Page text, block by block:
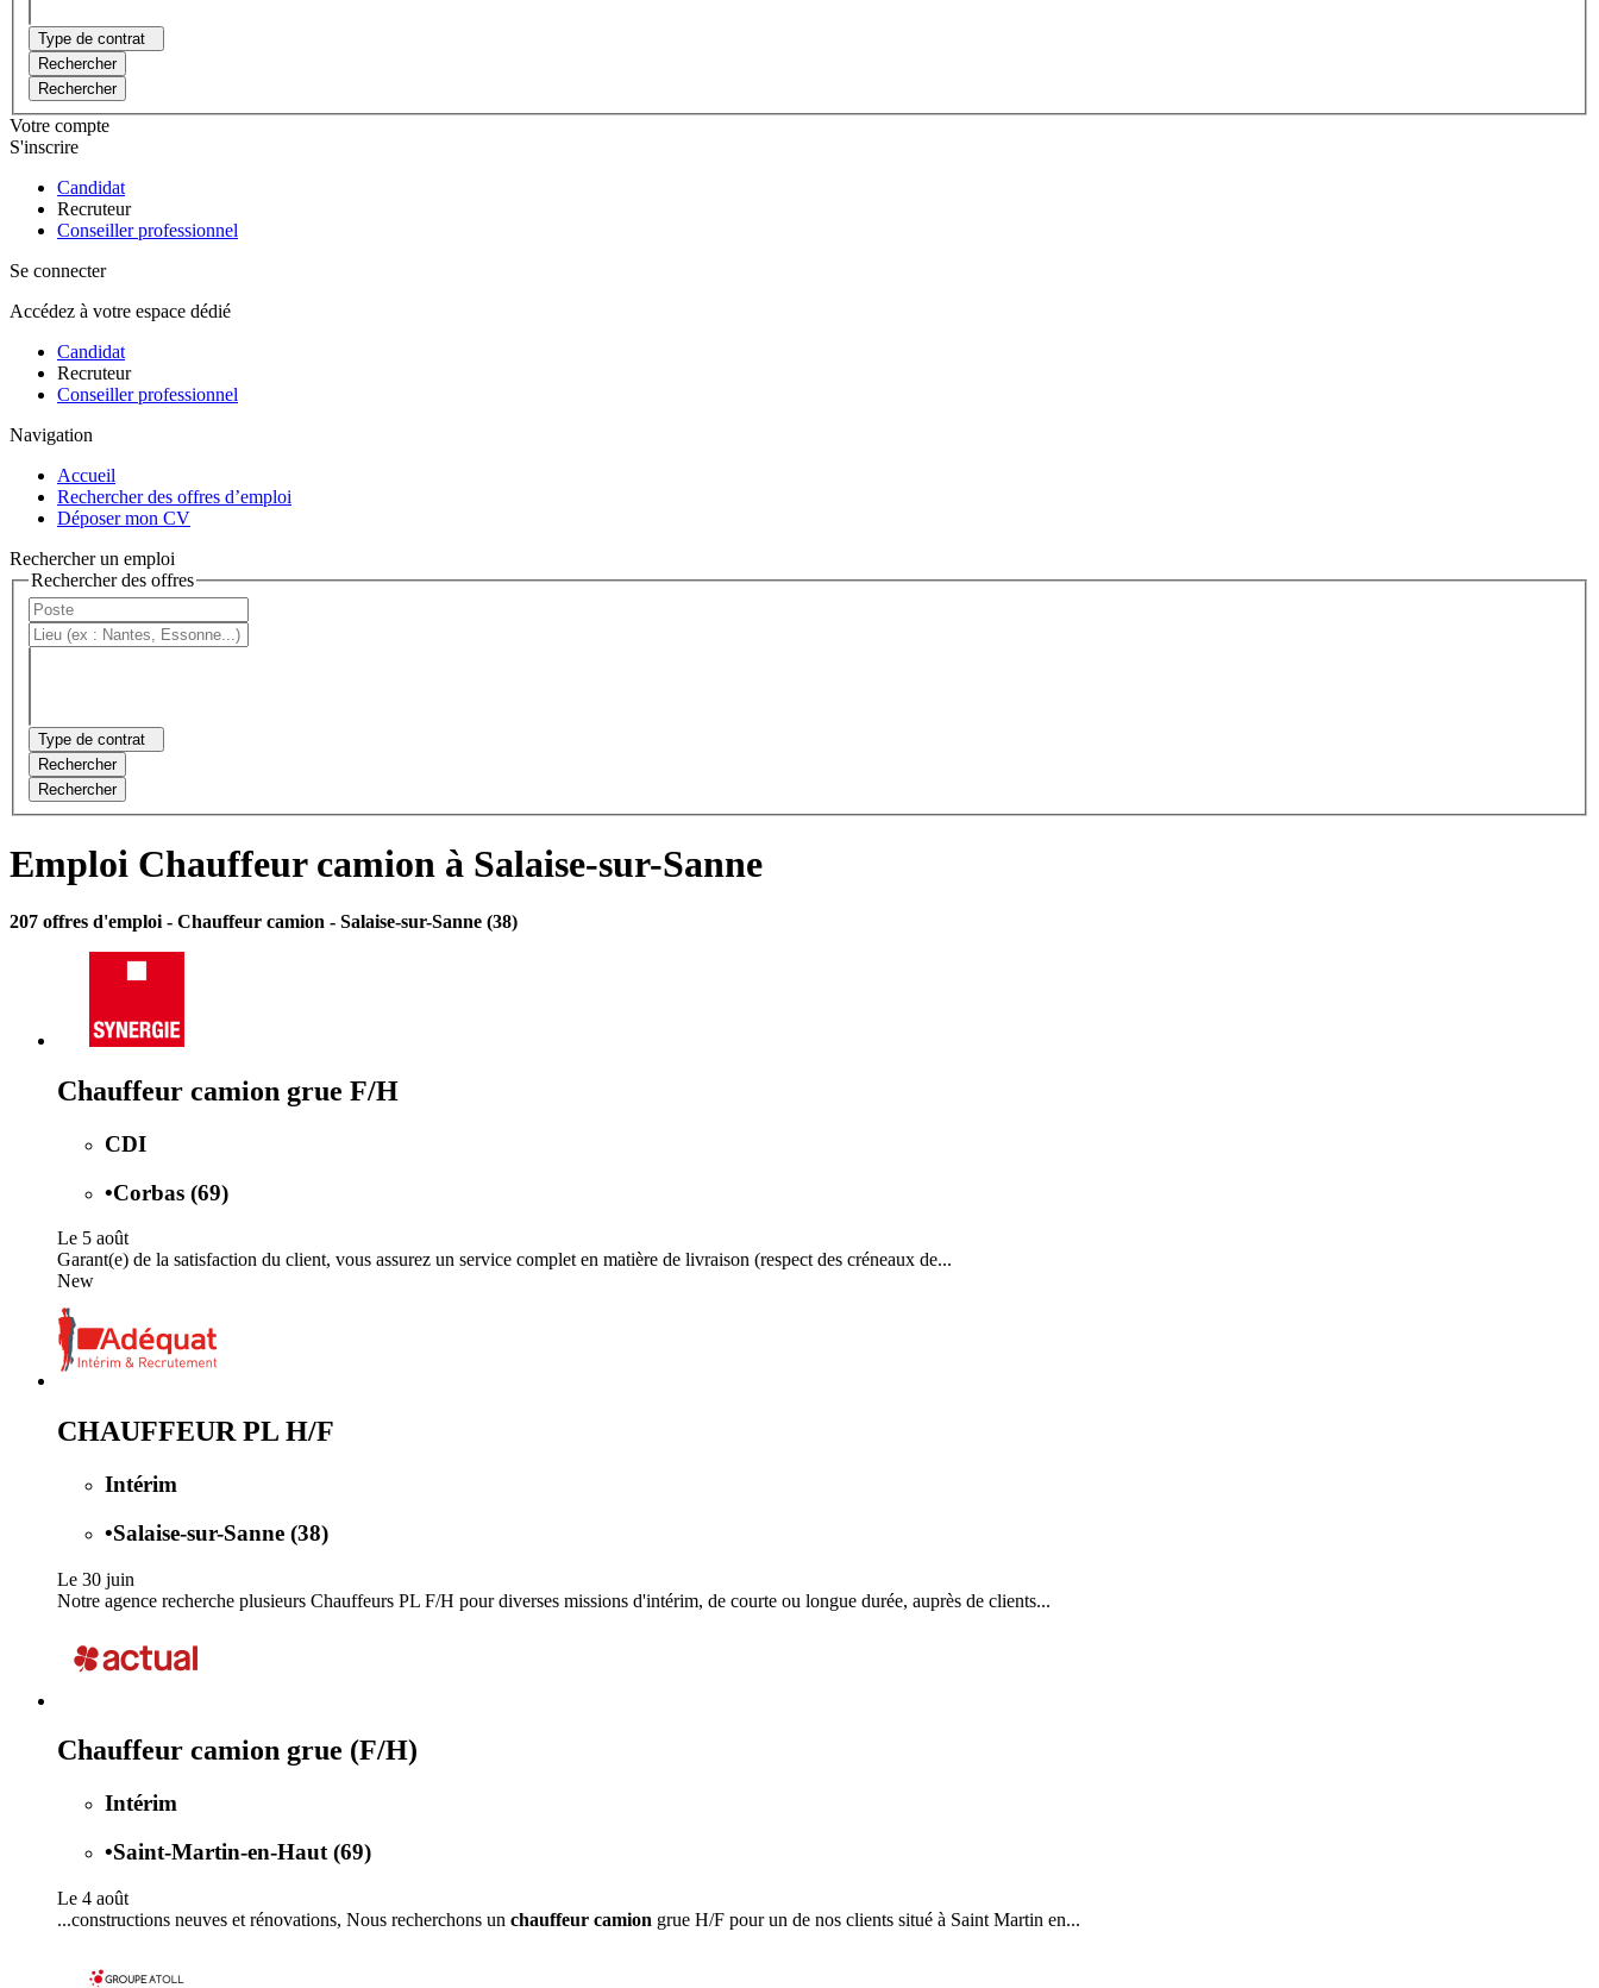
Type de contrat
Rechercher
Rechercher
Votre compte
S'inscrire
Candidat
Recruteur
Conseiller professionnel
Se connecter
Accédez à votre espace dédié
Candidat
Recruteur
Conseiller professionnel
Navigation
Accueil
Rechercher des offres d’emploi
Déposer mon CV
Rechercher un emploi
Rechercher des offres
Type de contrat
Rechercher
Rechercher
Emploi Chauffeur camion à Salaise-sur-Sanne
207 offres d'emploi - Chauffeur camion - Salaise-sur-Sanne (38)
Chauffeur camion grue F/H
CDI
•Corbas (69)
Le 5 août
Garant(e) de la satisfaction du client, vous assurez un service complet en matière de livraison (respect des créneaux de...
New
CHAUFFEUR PL H/F
Intérim
•Salaise-sur-Sanne (38)
Le 30 juin
Notre agence recherche plusieurs Chauffeurs PL F/H pour diverses missions d'intérim, de courte ou longue durée, auprès de clients...
Chauffeur camion grue (F/H)
Intérim
•Saint-Martin-en-Haut (69)
Le 4 août
...constructions neuves et rénovations, Nous recherchons un chauffeur camion grue H/F pour un de nos clients situé à Saint Martin en...